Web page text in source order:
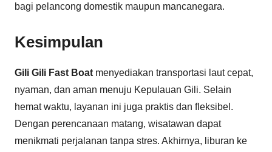
bagi pelancong domestik maupun mancanegara.
Kesimpulan
Gili Gili Fast Boatmenyediakan transportasi laut cepat,
nyaman, dan aman menuju Kepulauan Gili. Selain
hemat waktu, layanan ini juga praktis dan fleksibel.
Dengan perencanaan matang, wisatawan dapat
menikmati perjalanan tanpa stres. Akhirnya, liburan ke